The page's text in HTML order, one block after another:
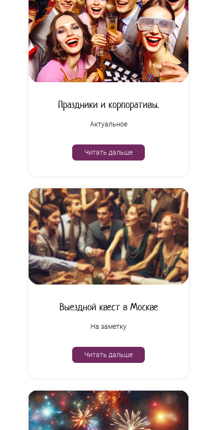
Праздники и корпоративы.
Актуальное
Читать дальше
Выездной квест в Москве
На заметку
Читать дальше